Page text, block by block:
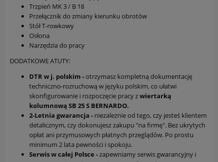
Trzpień MK 3 / B 18
Przełącznik do zmiany kierunku obrotów
Stół T-rowkowy
Osłona
Narzędzia do pracy
DODATKOWE ATUTY:
DTR w j. polskim -otrzymasz kompletną dokumentację
techniczno-rozruchową w języku polskim, co ułatwi
skonfigurowanie i rozpoczęcie pracy zwiertarką
kolumnową SB 25 S BERNARDO.
2-Letnia gwarancja - niezależnie od tego, czy jesteś klientem
detalicznym, czy dokonujesz zakupu "na firmę". Bez ukrytych
opłat ani przymusowych płatnych przeglądów. Po prostu
minimum 2 lata pewności i spokoju.
Serwis w całej Polsce -zapewniamy serwis gwarancyjny i